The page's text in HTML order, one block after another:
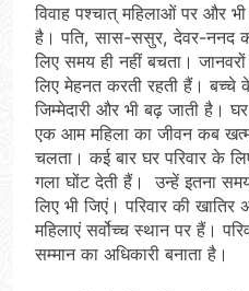
विवाह पश्चात् महिलाओं पर और भी
है। पति, सास-ससुर, देवर-ननद
लिए समय ही नहीं बचता।
लिए मेहनत करती रहती हैं। बच्चे
जिम्मेदारी और भी बढ़ जाती है।
एक आम महिला का जीवन कब खत्म
चलता। कई बार घर परिवार के
गला घोंट देती हैं। उन्हें इतना
लिए भी जिएं। परिवार की
महिलाएं सर्वोच्च स्थान पर हैं।
सम्मान का अधि‍कारी बनाता है।